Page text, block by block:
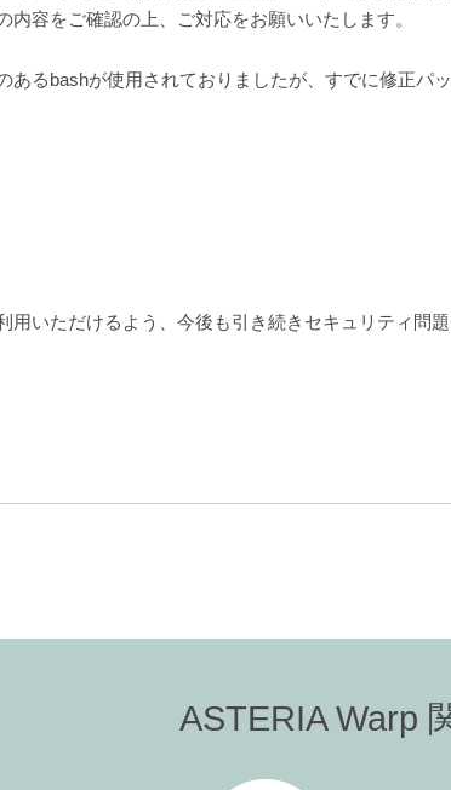
容をご確認の上、ご対応をお願いいたします。
るbashが使用されておりましたが、すでに修正パ
用いただけるよう、今後も引き続きセキュリティ問
ASTERIA Warp